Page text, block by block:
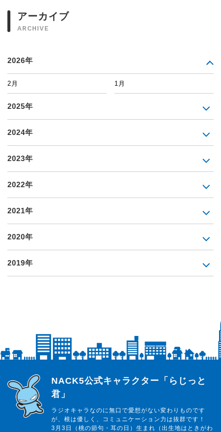
アーカイブ
ARCHIVE
2026年
2月 1月
2025年
2024年
2023年
2022年
2021年
2020年
2019年
らじっと君
NACK5公式キャラクター「らじっと
君」
ラジオキャラなのに無口で愛想がない変わりものです
が、根は優しく、コミュニケーション力は抜群です！
3月3日（桃の節句・耳の日）生まれ（出生地はときがわ